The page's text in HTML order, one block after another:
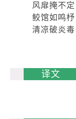
风扉掩不定
鲛馆如鸣杼
清凉破炎毒
译文